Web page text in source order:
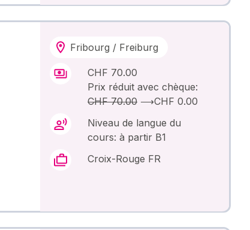
Fribourg / Freiburg
CHF 70.00
Prix réduit avec chèque:
CHF 70.00 ⟶CHF 0.00
Niveau de langue du
cours: à partir B1
Croix-Rouge FR